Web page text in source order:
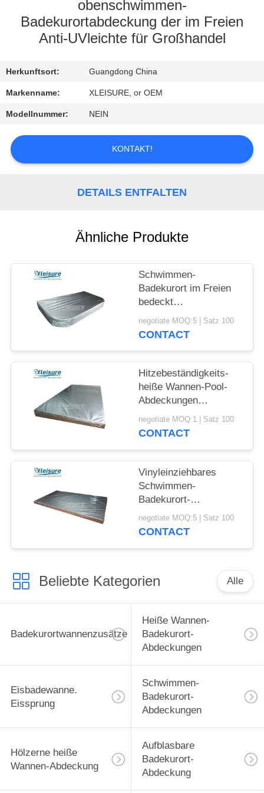
CONTROL
CONTACT
REQUEST
A
QUOTE
obenschwimmen-
Badekurortabdeckung der im Freien
Anti-UVleichte für Großhandel
Herkunftsort: Guangdong China
Markenname: XLEISURE, or OEM
Modellnummer: NEIN
KONTAKT!
DETAILS ENTFALTEN
Ähnliche Produkte
Schwimmen-
Badekurort im Freien
bedeckt
Energieeffizienz-
thermische heiße
negotiate MOQ:5 | Satz 100
CONTACT
Hitzebeständigkeits-
heiße Wannen-Pool-
Abdeckungen
erweiterten
Polystyreneabric-
negotiate MOQ:1 | Satz 100
CONTACT
Vinyleinziehbares
Schwimmen-
Badekurort-
Abdeckungs-Safe,
welches die heiße
negotiate MOQ:5 | Satz 100
CONTACT
Beliebte Kategorien Alle
Badekurortwannenzusätze
Heiße Wannen-
Badekurort-
Abdeckungen
Eisbadewanne.
Eissprung
Schwimmen-
Badekurort-
Abdeckungen
Hölzerne heiße
Wannen-Abdeckung
Aufblasbare
Badekurort-
Abdeckung